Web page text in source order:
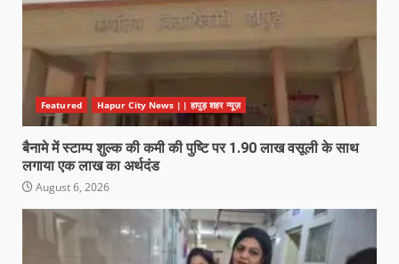
Featured Hapur City News || हापुड़ शहर न्यूज़
बैनामे में स्टाम्प शुल्क की कमी की पुष्टि पर 1.90 लाख वसूली के साथ
लगाया एक लाख का अर्थदंड
August 6, 2026